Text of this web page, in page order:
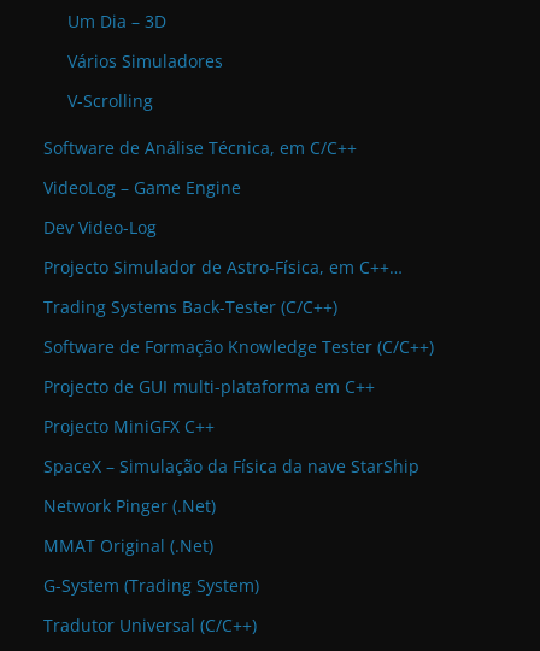
Um Dia – 3D
Vários Simuladores
V-Scrolling
Software de Análise Técnica, em C/C++
VideoLog – Game Engine
Dev Video-Log
Projecto Simulador de Astro-Física, em C++…
Trading Systems Back-Tester (C/C++)
Software de Formação Knowledge Tester (C/C++)
Projecto de GUI multi-plataforma em C++
Projecto MiniGFX C++
SpaceX – Simulação da Física da nave StarShip
Network Pinger (.Net)
MMAT Original (.Net)
G-System (Trading System)
Tradutor Universal (C/C++)